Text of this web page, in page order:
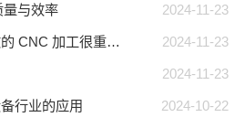
2024-11-23
与效率
2024-11-23
为什么切削液对于有效的 CNC 加工很重要？
2024-11-23
2024-10-22
行业的应用